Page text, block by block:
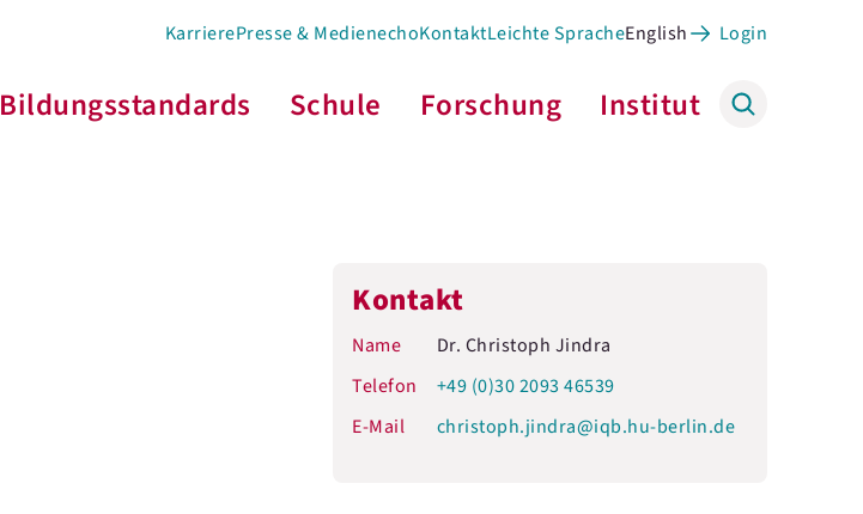
KarrierePresse & MedienechoKontaktLeichte SpracheEnglish Login
Bildungsstandards Schule Forschung Institut
Kontakt
Name
Dr. Christoph Jindra
Telefon
+49 (0)30 2093 46539
E-Mail
christoph.jindra@iqb.hu-berlin.de